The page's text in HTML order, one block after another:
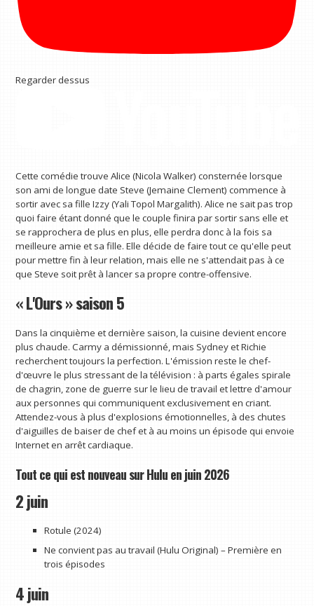
Regarder dessus
Cette comédie trouve Alice (Nicola Walker) consternée lorsque
son ami de longue date Steve (Jemaine Clement) commence à
sortir avec sa fille Izzy (Yali Topol Margalith). Alice ne sait pas trop
quoi faire étant donné que le couple finira par sortir sans elle et
se rapprochera de plus en plus, elle perdra donc à la fois sa
meilleure amie et sa fille. Elle décide de faire tout ce qu'elle peut
pour mettre fin à leur relation, mais elle ne s'attendait pas à ce
que Steve soit prêt à lancer sa propre contre-offensive.
« L'Ours » saison 5
Dans la cinquième et dernière saison, la cuisine devient encore
plus chaude. Carmy a démissionné, mais Sydney et Richie
recherchent toujours la perfection. L'émission reste le chef-
d'œuvre le plus stressant de la télévision : à parts égales spirale
de chagrin, zone de guerre sur le lieu de travail et lettre d'amour
aux personnes qui communiquent exclusivement en criant.
Attendez-vous à plus d'explosions émotionnelles, à des chutes
d'aiguilles de baiser de chef et à au moins un épisode qui envoie
Internet en arrêt cardiaque.
Tout ce qui est nouveau sur Hulu en juin 2026
2 juin
Rotule (2024)
Ne convient pas au travail (Hulu Original) – Première en
trois épisodes
4 juin